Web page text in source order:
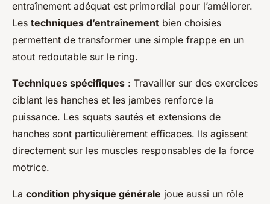
entraînement adéquat est primordial pour l’améliorer.
Les techniques d’entraînement bien choisies
permettent de transformer une simple frappe en un
atout redoutable sur le ring.
Techniques spécifiques : Travailler sur des exercices
ciblant les hanches et les jambes renforce la
puissance. Les squats sautés et extensions de
hanches sont particulièrement efficaces. Ils agissent
directement sur les muscles responsables de la force
motrice.
La condition physique générale joue aussi un rôle